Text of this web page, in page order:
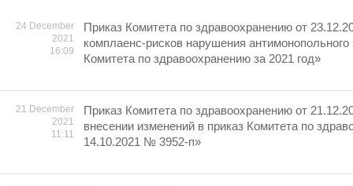
24 December
2021
16:09
Приказ Комитета по здравоохранению от
комплаенс-рисков нарушения антимонопольного
Комитета по здравоохранению за 2021 год»
21 December
2021
11:11
Приказ Комитета по здравоохранению от
внесении изменений в приказ Комитета по
14.10.2021 № 3952-п»